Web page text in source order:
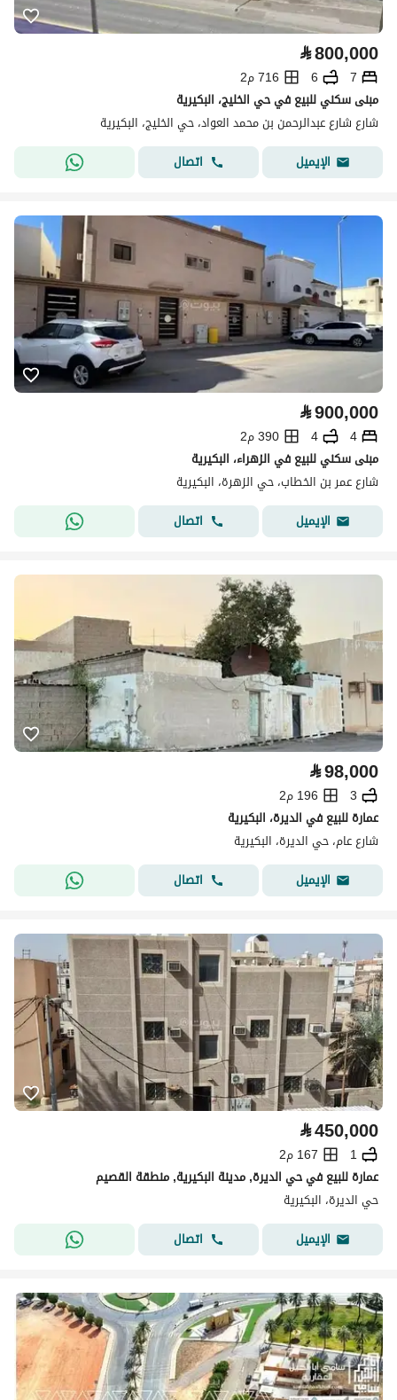
⃁800,000
7
6
716 م2
مبنى سكني للبيع في حي الخليج، البكيرية
شارع شارع عبدالرحمن بن محمد العواد، حي الخليج، البكيرية
الإيميل
اتصال
⃁900,000
4
4
390 م2
مبنى سكني للبيع في الزهراء، البكيرية
شارع عمر بن الخطاب، حي الزهرة، البكيرية
الإيميل
اتصال
⃁98,000
3
196 م2
عمارة للبيع في الديرة، البكيرية
شارع عام، حي الديرة، البكيرية
الإيميل
اتصال
⃁450,000
1
167 م2
عمارة للبيع في حي الديرة, مدينة البكيرية, منطقة القصيم
حي الديرة، البكيرية
الإيميل
اتصال